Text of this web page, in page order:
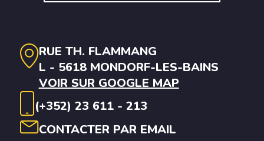
RUE TH. FLAMMANG
L - 5618 MONDORF-LES-BAINS
VOIR SUR GOOGLE MAP
(+352) 23 611 - 213
CONTACTER PAR EMAIL